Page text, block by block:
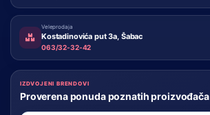
Veleprodaja
Kostadinovića put 3a, Šabac
063/32-32-42
IZDVOJENI BRENDOVI
Proverena ponuda poznatih proizvođača